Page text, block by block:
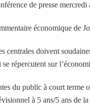
de presse
économique de
centrales doivent
répercutent sur
du public à court
à 5 ​​ans/5 ans de la